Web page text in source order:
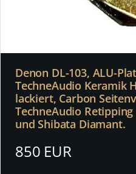
Denon DL-103, ALU-
TechneAudio Keramik
lackiert, Carbon
TechneAudio
und Shibata Diamant.
850 EUR